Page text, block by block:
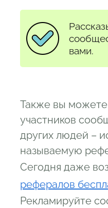
вами.
Также вы
участников
других людей –
называемую
Сегодня даже
рефералов
Рекламируйте